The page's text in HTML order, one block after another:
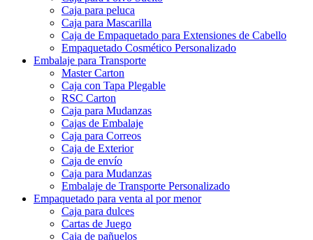
Caja para peluca
Caja para Mascarilla
Caja de Empaquetado para Extensiones de Cabello
Empaquetado Cosmético Personalizado
Embalaje para Transporte
Master Carton
Caja con Tapa Plegable
RSC Carton
Caja para Mudanzas
Cajas de Embalaje
Caja para Correos
Caja de Exterior
Caja de envío
Caja para Mudanzas
Embalaje de Transporte Personalizado
Empaquetado para venta al por menor
Caja para dulces
Cartas de Juego
Caja de pañuelos